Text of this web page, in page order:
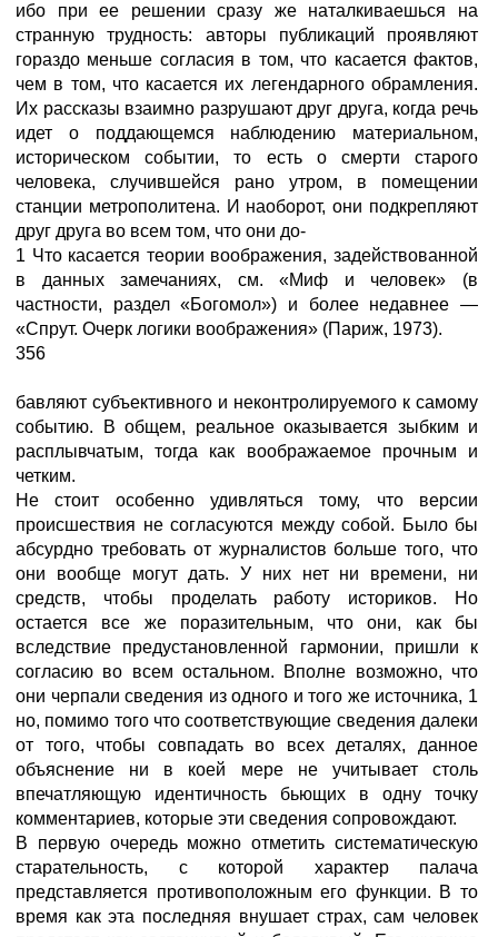
ибо при ее решении сразу же наталкиваешься на
странную трудность: авторы публикаций проявляют
гораздо меньше согласия в том, что касается фактов,
чем в том, что касается их легендарного обрамления.
Их рассказы взаимно разрушают друг друга, когда речь
идет о поддающемся наблюдению материальном,
историческом событии, то есть о смерти старого
человека, случившейся рано утром, в помещении
станции метрополитена. И наоборот, они подкрепляют
друг друга во всем том, что они до-
1 Что касается теории воображения, задействованной
в данных замечаниях, см. «Миф и человек» (в
частности, раздел «Богомол») и более недавнее —
«Спрут. Очерк логики воображения» (Париж, 1973).
356
бавляют субъективного и неконтролируемого к самому
событию. В общем, реальное оказывается зыбким и
расплывчатым, тогда как воображаемое прочным и
четким.
Не стоит особенно удивляться тому, что версии
происшествия не согласуются между собой. Было бы
абсурдно требовать от журналистов больше того, что
они вообще могут дать. У них нет ни времени, ни
средств, чтобы проделать работу историков. Но
остается все же поразительным, что они, как бы
вследствие предустановленной гармонии, пришли к
согласию во всем остальном. Вполне возможно, что
они черпали сведения из одного и того же источника, 1
но, помимо того что соответствующие сведения далеки
от того, чтобы совпадать во всех деталях, данное
объяснение ни в коей мере не учитывает столь
впечатляющую идентичность бьющих в одну точку
комментариев, которые эти сведения сопровождают.
В первую очередь можно отметить систематическую
старательность, с которой характер палача
представляется противоположным его функции. В то
время как эта последняя внушает страх, сам человек